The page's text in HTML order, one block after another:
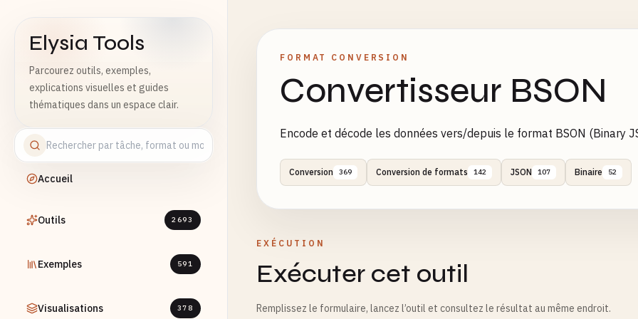
Elysia Tools
Parcourez outils, exemples,
explications visuelles et guides
thématiques dans un espace clair.
Accueil
Outils 2693
Exemples 591
Visualisations 378
FORMAT CONVERSION
Convertisseur BSON
Encode et décode les données vers/depuis le format BSON (Binary
Conversion 369 Conversion de formats 142 JSON 107 Binaire 52
EXÉCUTION
Exécuter cet outil
Remplissez le formulaire, lancez l’outil et consultez le résultat au même endroit.